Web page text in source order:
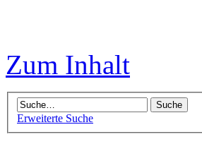
Zum Inhalt
Erweiterte Suche